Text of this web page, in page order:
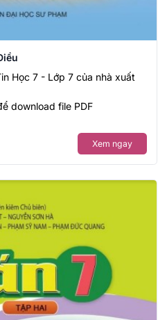
Học 7 - Lớp 7 của nhà xuất
download file PDF
Xem ngay